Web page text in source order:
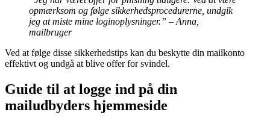
opmærksom og følge sikkerhedsprocedurerne, undgik
jeg at miste mine loginoplysninger.” – Anna,
mailbruger
Ved at følge disse sikkerhedstips kan du beskytte din mailkonto
effektivt og undgå at blive offer for svindel.
Guide til at logge ind på din
mailudbyders hjemmeside